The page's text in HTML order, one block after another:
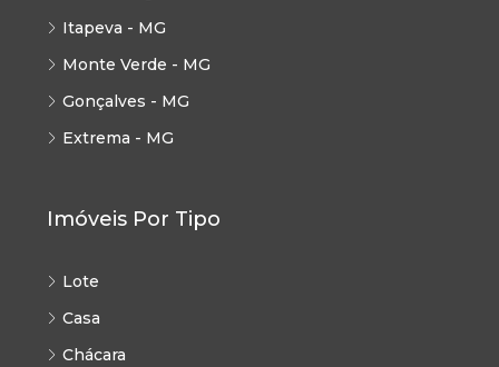
Itapeva - MG
Monte Verde - MG
Gonçalves - MG
Extrema - MG
Imóveis Por Tipo
Lote
Casa
Chácara